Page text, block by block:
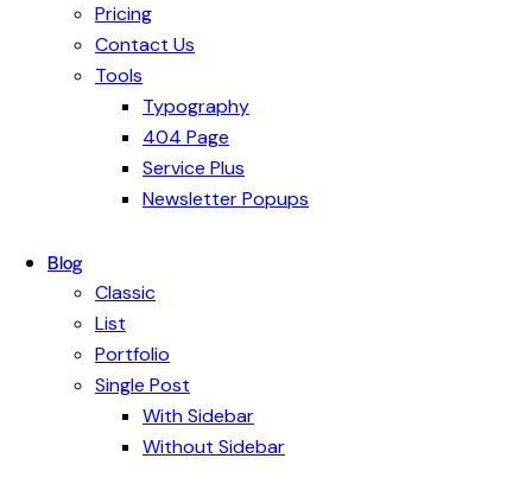
Pricing
Contact Us
Tools
Typography
404 Page
Service Plus
Newsletter Popups
Blog
Classic
List
Portfolio
Single Post
With Sidebar
Without Sidebar